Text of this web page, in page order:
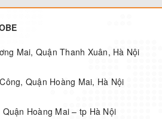
Mai, Quận Thanh Xuân, Hà Nội
Quận Hoàng Mai, Hà Nội
Hoàng Mai – tp Hà Nội